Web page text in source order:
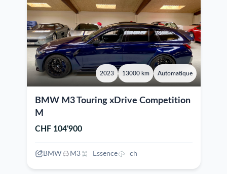
2023 13000 km Automatique
BMW M3 Touring xDrive Competition
M
CHF 104'900
BMW M3 Essence ch